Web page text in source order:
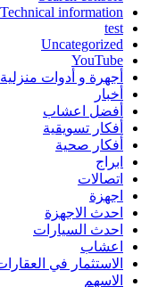
Technical information
test
Uncategorized
YouTube
أجهرة و أدوات منزلية
أخبار
أفضل اعشاب
أفكار تسويقية
أفكار صحية
ابراج
اتصالات
اجهزة
احدث الاجهزة
احدث السيارات
اعشاب
الاستثمار في
الاسهم